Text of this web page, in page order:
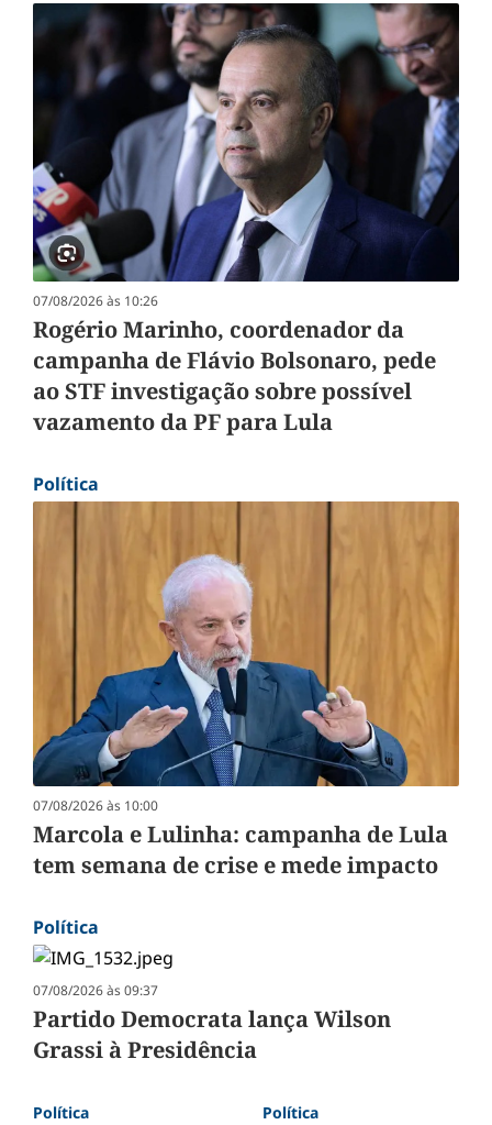
07/08/2026 às 10:26
Rogério Marinho, coordenador da
campanha de Flávio Bolsonaro, pede
ao STF investigação sobre possível
vazamento da PF para Lula
Política
07/08/2026 às 10:00
Marcola e Lulinha: campanha de Lula
tem semana de crise e mede impacto
Política
07/08/2026 às 09:37
Partido Democrata lança Wilson
Grassi à Presidência
Política Política